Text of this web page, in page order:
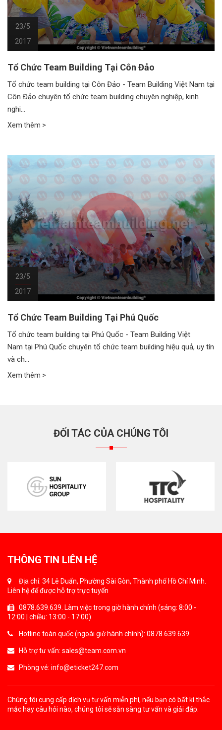
23/5
2017
Tổ Chức Team Building Tại Côn Đảo
Tổ chức team building tại Côn Đảo - Team Building Việt Nam tại
Côn Đảo chuyên tổ chức team building chuyên nghiệp, kinh
nghi...
Xem thêm >
23/5
2017
Tổ Chức Team Building Tại Phú Quốc
Tổ chức team building tại Phú Quốc - Team Building Việt
Nam tại Phú Quốc chuyên tổ chức team building hiệu quả, uy tín
và ch...
Xem thêm >
ĐỐI TÁC CỦA CHÚNG TÔI
THÔNG TIN LIÊN HỆ
Địa chỉ: 34 Lê Duẩn, Phường Sài Gòn, Thành phố Hồ Chí Minh.
Liên hệ để được hỗ trợ trực tuyến
0878.639.639. Làm việc trong giờ hành chính (sáng: 8:00 -
12:00 | chiều: 13:00 - 17:00)
Hotline toàn quốc (ngoài giờ hành chính): 0878.639.639
Hỗ trợ tư vấn: sales@team.com.vn
Phòng vé: info@eticket247.com
Chúng tôi cung cấp dịch vụ tư vấn miễn phí, nếu bạn có bất kì thắc
mắc hay câu hỏi nào, chúng tôi sẽ sẵn sàng tư vấn và giải đáp.